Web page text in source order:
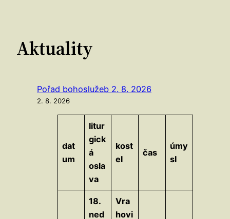
Aktuality
Pořad bohoslužeb 2. 8. 2026
2. 8. 2026
dat
um
litur
gick
á
osla
va
kost
el
čas
úmy
sl
18.
ned
Vra
hovi